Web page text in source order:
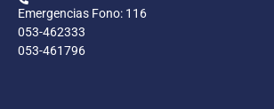
Emergencias Fono: 116
053-462333
053-461796